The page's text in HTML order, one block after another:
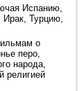
Испанию,
Турцию,
о
перо,
народа,
религией